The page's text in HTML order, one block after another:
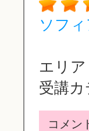
ソフ
エリア
受講カ
コメン